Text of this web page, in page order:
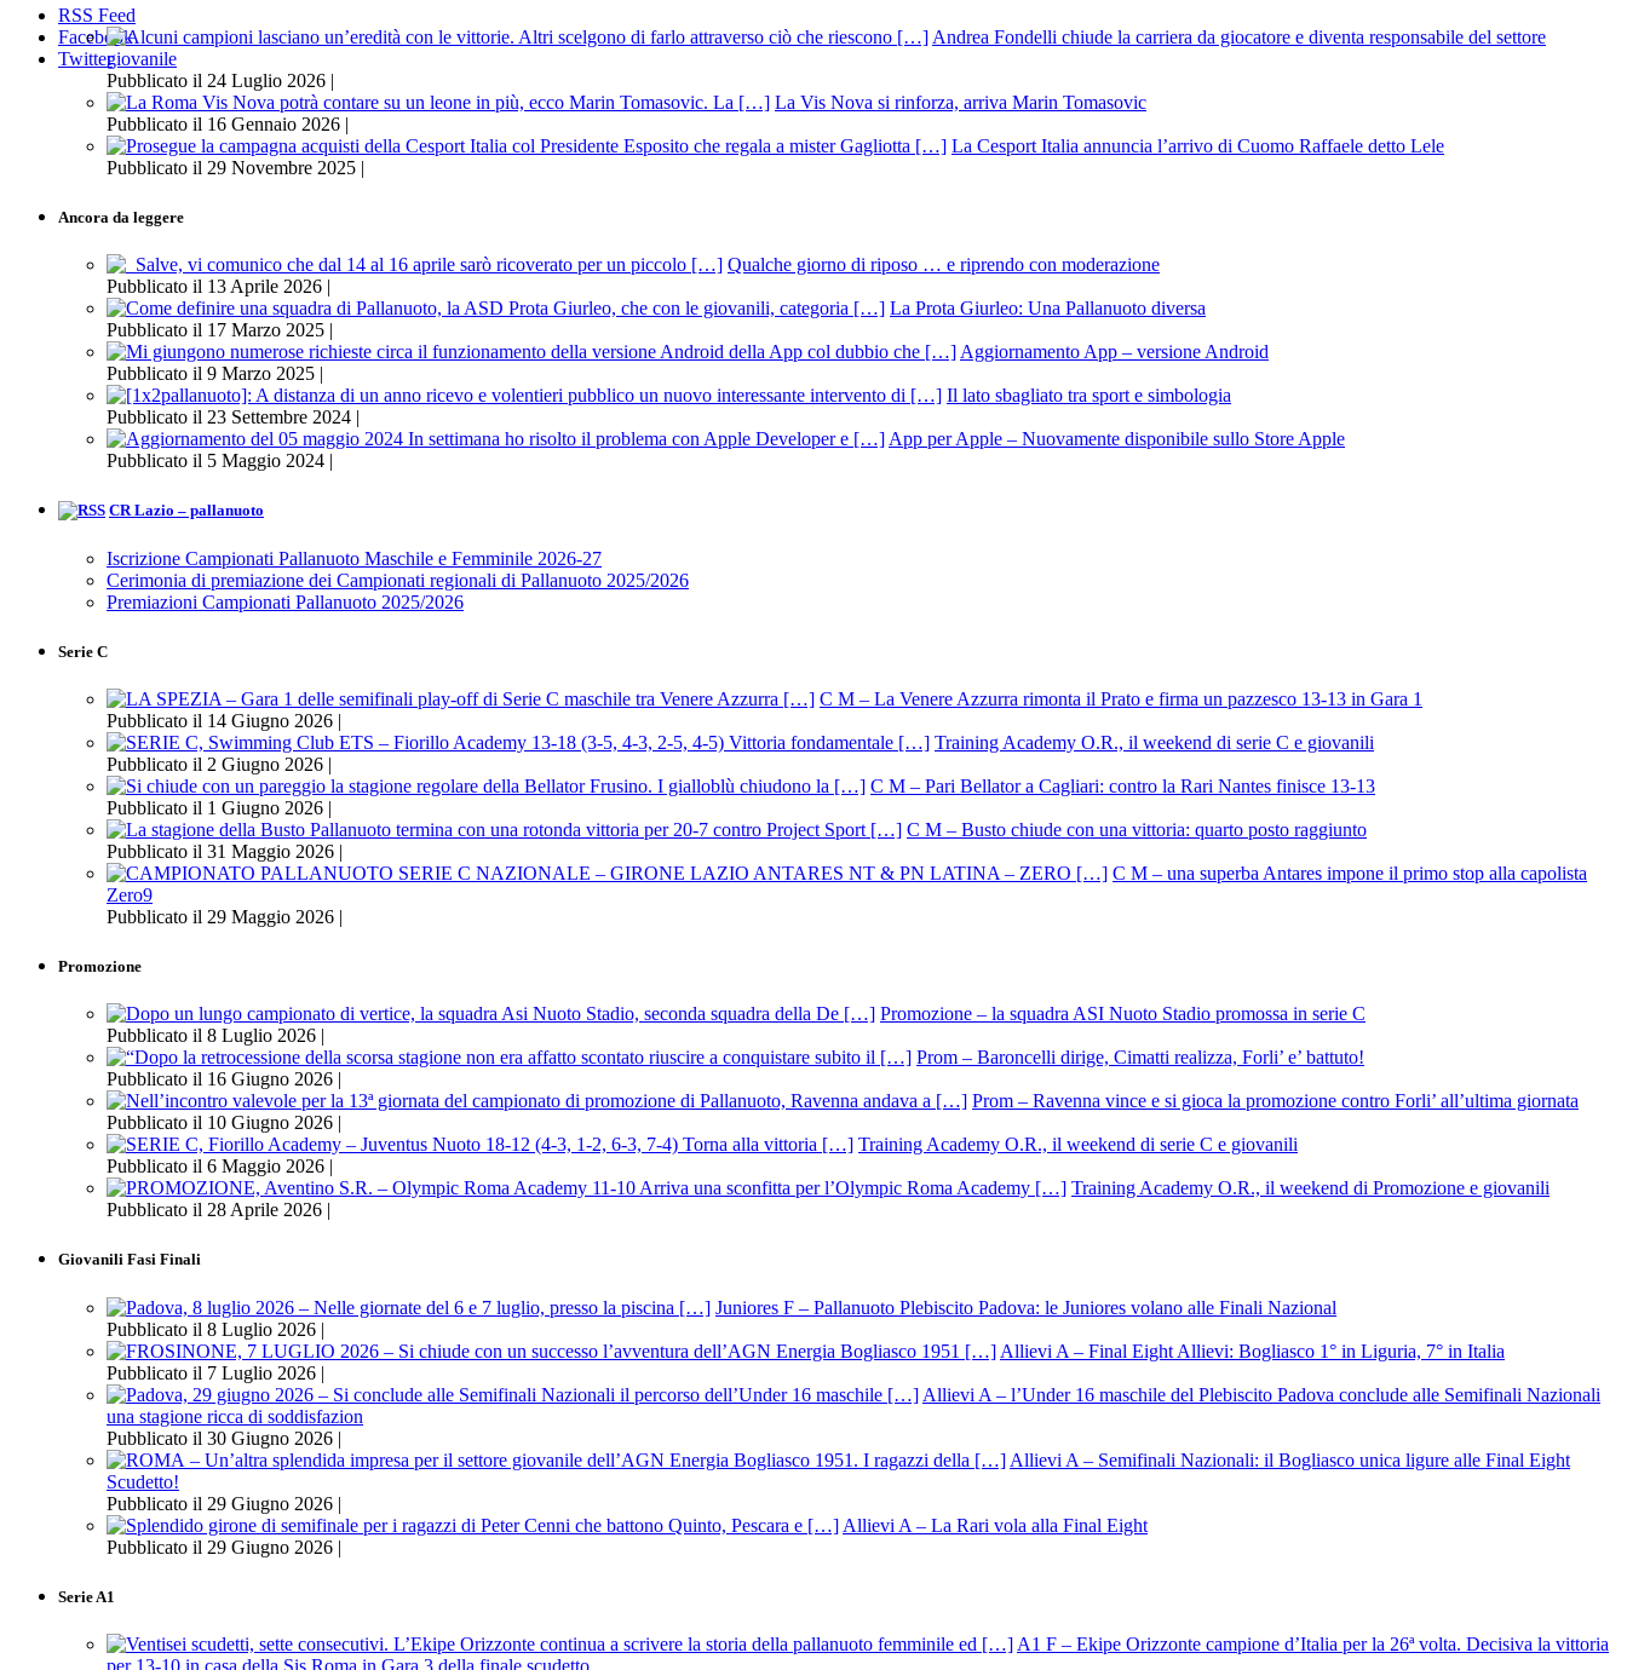
RSS Feed
Facebook
Twitter
Andrea Fondelli chiude la carriera da giocatore e diventa responsabile del settore
giovanile
Pubblicato il 24 Luglio 2026 |
La Vis Nova si rinforza, arriva Marin Tomasovic
Pubblicato il 16 Gennaio 2026 |
La Cesport Italia annuncia l’arrivo di Cuomo Raffaele detto Lele
Pubblicato il 29 Novembre 2025 |
Ancora da leggere
Qualche giorno di riposo … e riprendo con moderazione
Pubblicato il 13 Aprile 2026 |
La Prota Giurleo: Una Pallanuoto diversa
Pubblicato il 17 Marzo 2025 |
Aggiornamento App – versione Android
Pubblicato il 9 Marzo 2025 |
Il lato sbagliato tra sport e simbologia
Pubblicato il 23 Settembre 2024 |
App per Apple – Nuovamente disponibile sullo Store Apple
Pubblicato il 5 Maggio 2024 |
CR Lazio – pallanuoto
Iscrizione Campionati Pallanuoto Maschile e Femminile 2026-27
Cerimonia di premiazione dei Campionati regionali di Pallanuoto 2025/2026
Premiazioni Campionati Pallanuoto 2025/2026
Serie C
C M – La Venere Azzurra rimonta il Prato e firma un pazzesco 13-13 in Gara 1
Pubblicato il 14 Giugno 2026 |
Training Academy O.R., il weekend di serie C e giovanili
Pubblicato il 2 Giugno 2026 |
C M – Pari Bellator a Cagliari: contro la Rari Nantes finisce 13-13
Pubblicato il 1 Giugno 2026 |
C M – Busto chiude con una vittoria: quarto posto raggiunto
Pubblicato il 31 Maggio 2026 |
C M – una superba Antares impone il primo stop alla capolista
Zero9
Pubblicato il 29 Maggio 2026 |
Promozione
Promozione – la squadra ASI Nuoto Stadio promossa in serie C
Pubblicato il 8 Luglio 2026 |
Prom – Baroncelli dirige, Cimatti realizza, Forli’ e’ battuto!
Pubblicato il 16 Giugno 2026 |
Prom – Ravenna vince e si gioca la promozione contro Forli’ all’ultima giornata
Pubblicato il 10 Giugno 2026 |
Training Academy O.R., il weekend di serie C e giovanili
Pubblicato il 6 Maggio 2026 |
Training Academy O.R., il weekend di Promozione e giovanili
Pubblicato il 28 Aprile 2026 |
Giovanili Fasi Finali
Juniores F – Pallanuoto Plebiscito Padova: le Juniores volano alle Finali Nazional
Pubblicato il 8 Luglio 2026 |
Allievi A – Final Eight Allievi: Bogliasco 1° in Liguria, 7° in Italia
Pubblicato il 7 Luglio 2026 |
Allievi A – l’Under 16 maschile del Plebiscito Padova conclude alle Semifinali Nazionali
una stagione ricca di soddisfazion
Pubblicato il 30 Giugno 2026 |
Allievi A – Semifinali Nazionali: il Bogliasco unica ligure alle Final Eight
Scudetto!
Pubblicato il 29 Giugno 2026 |
Allievi A – La Rari vola alla Final Eight
Pubblicato il 29 Giugno 2026 |
Serie A1
A1 F – Ekipe Orizzonte campione d’Italia per la 26ª volta. Decisiva la vittoria
per 13-10 in casa della Sis Roma in Gara 3 della finale scudetto